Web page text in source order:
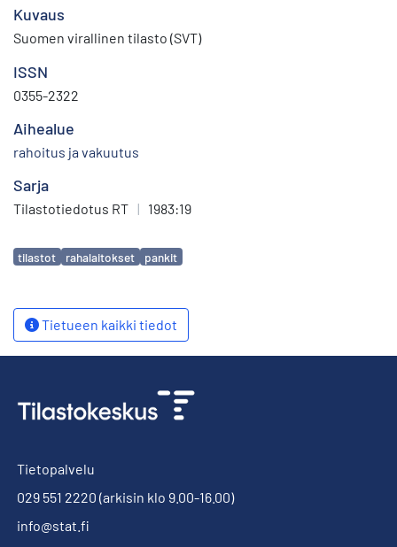
Kuvaus
Suomen virallinen tilasto (SVT)
ISSN
0355-2322
Aihealue
rahoitus ja vakuutus
Sarja
Tilastotiedotus RT | 1983:19
Avainsanat
tilastot rahalaitokset pankit
Tietueen kaikki tiedot
Tietopalvelu
029 551 2220 (arkisin klo 9.00-16.00)
info@stat.fi